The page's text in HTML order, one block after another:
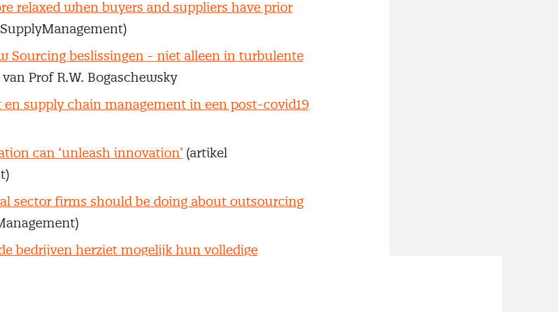
relaxed when buyers and suppliers have prior
Sourcing beslissingen - niet alleen in turbulente
Prof R.W. Bogaschewsky
en supply chain management in een post-covid19
can ‘unleash innovation’(artikel
sector firms should be doing about outsourcing
bedrijven herziet mogelijk hun volledige